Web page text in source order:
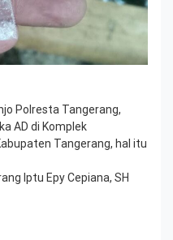
Polresta Tangerang,
AD di Komplek
Tangerang, hal itu
Iptu Epy Cepiana, SH